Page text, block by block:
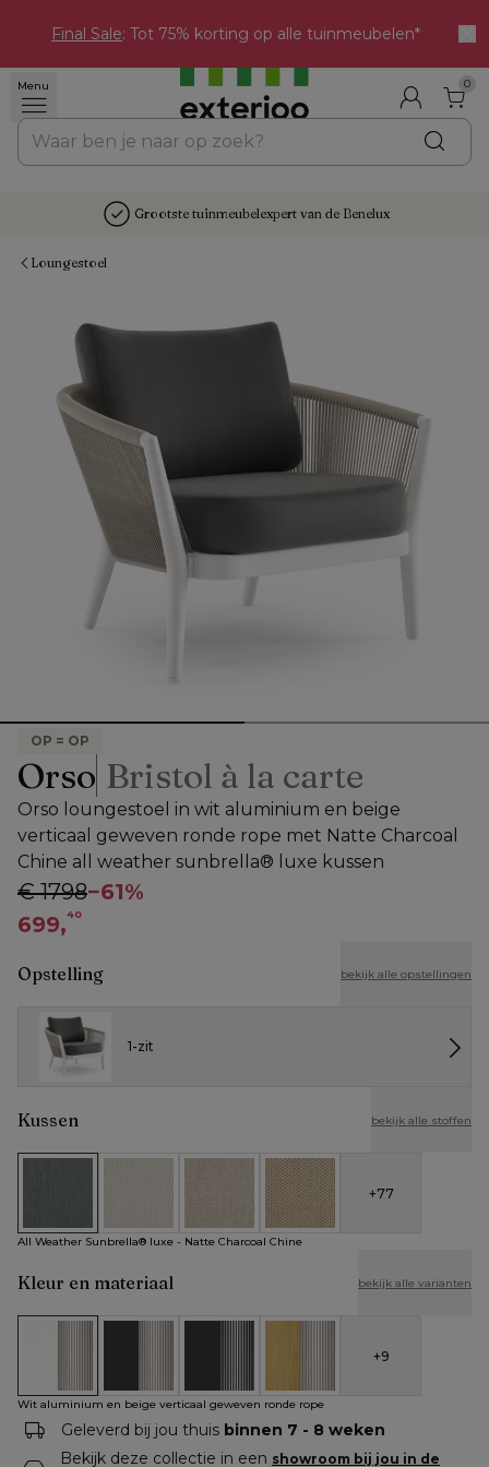
Final Sale: Tot 75% korting op alle tuinmeubelen*
Menu 0
Grootste tuinmeubelexpert van de Benelux
Loungestoel
OP = OP
Orso Bristol à la carte
Orso loungestoel in wit aluminium en beige
verticaal geweven ronde rope met Natte Charcoal
Chine all weather sunbrella® luxe kussen
€ 1798−61%
699,40
Opstelling bekijk alle opstellingen
1-zit
Kussen bekijk alle stoffen
All Weather Sunbrella® luxe - Natte Charcoal Chine
All Weather Cosytica - Althea Off White
All Weather Cosytica - Althea Chalk
All Weather Cosytica - Althea
+77
All Weather Sunbrella® luxe - Natte Charcoal Chine
Kleur en materiaal bekijk alle varianten
Wit aluminium en beige verticaal geweven ronde rope
Zwart aluminium en beige verticaal geweven
Zwart aluminium en zwart verticaal
Teak en beige verticaal
+9
Wit aluminium en beige verticaal geweven ronde rope
Geleverd bij jou thuis binnen 7 - 8 weken
Bekijk deze collectie in een showroom bij jou in de